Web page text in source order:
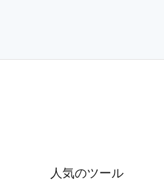
人気のツール